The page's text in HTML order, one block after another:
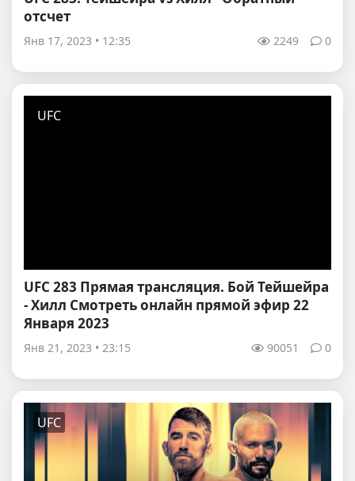
отсчет
Янв 17, 2023 • 12:35 2249 0
UFC
UFC 283 Прямая трансляция. Бой Тейшейра
- Хилл Смотреть онлайн прямой эфир 22
Января 2023
Янв 21, 2023 • 23:15 90051 0
UFC